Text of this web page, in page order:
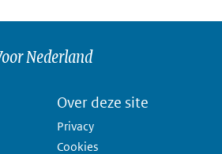
Nederland
Over deze site
Privacy
Cookies